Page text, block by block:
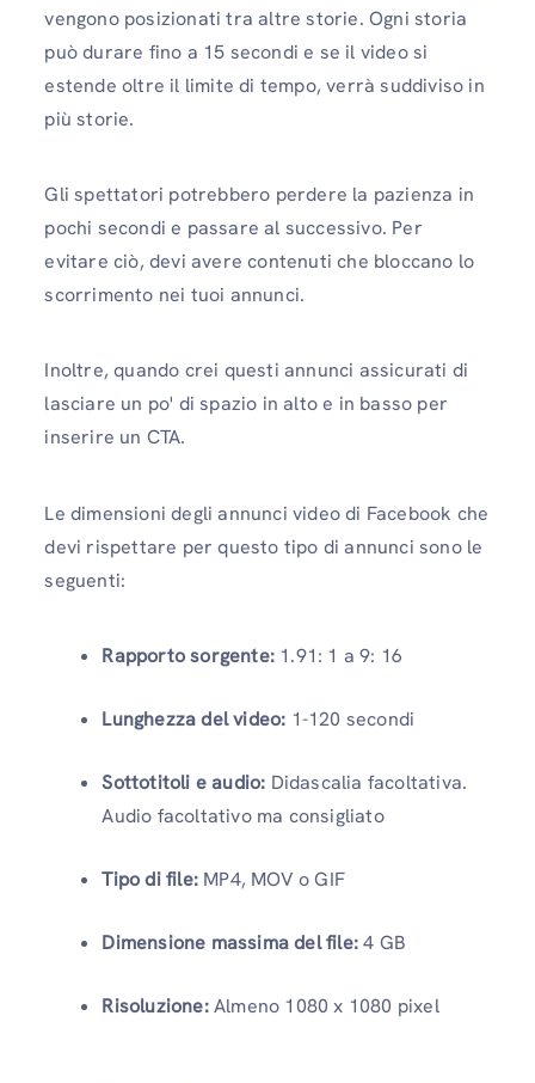
vengono posizionati tra altre storie. Ogni storia
può durare fino a 15 secondi e se il video si
estende oltre il limite di tempo, verrà suddiviso in
più storie.
Gli spettatori potrebbero perdere la pazienza in
pochi secondi e passare al successivo. Per
evitare ciò, devi avere contenuti che bloccano lo
scorrimento nei tuoi annunci.
Inoltre, quando crei questi annunci assicurati di
lasciare un po' di spazio in alto e in basso per
inserire un CTA.
Le dimensioni degli annunci video di Facebook che
devi rispettare per questo tipo di annunci sono le
seguenti:
Rapporto sorgente: 1.91: 1 a 9: 16
Lunghezza del video: 1-120 secondi
Sottotitoli e audio: Didascalia facoltativa.
Audio facoltativo ma consigliato
Tipo di file: MP4, MOV o GIF
Dimensione massima del file:4 GB
Risoluzione:Almeno 1080 x 1080 pixel